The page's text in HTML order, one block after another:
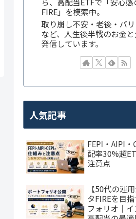
FIRE」を模索中。
取り崩し不安・老後・バ
など、人生後半戦のお金
発信しています。
人気記事
FEPI・AIPI
配率30%超
注意点
【50代の運
タFIREを目
フォリオ｜